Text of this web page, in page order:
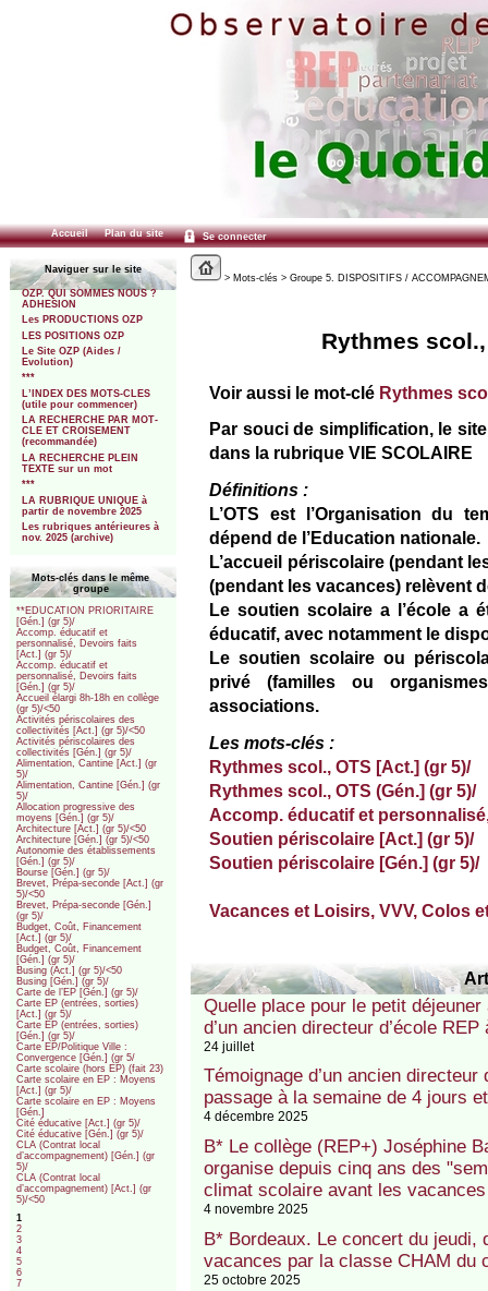
Accueil Plan du site Se connecter
Naviguer sur le site
OZP. QUI SOMMES NOUS ?
ADHESION
Les PRODUCTIONS OZP
LES POSITIONS OZP
Le Site OZP (Aides /
Evolution)
***
L’INDEX DES MOTS-CLES
(utile pour commencer)
LA RECHERCHE PAR MOT-
CLE ET CROISEMENT
(recommandée)
LA RECHERCHE PLEIN
TEXTE sur un mot
***
LA RUBRIQUE UNIQUE à
partir de novembre 2025
Les rubriques antérieures à
nov. 2025 (archive)
Mots-clés dans le même
groupe
**EDUCATION PRIORITAIRE
[Gén.] (gr 5)/
Accomp. éducatif et
personnalisé, Devoirs faits
[Act.] (gr 5)/
Accomp. éducatif et
personnalisé, Devoirs faits
[Gén.] (gr 5)/
Accueil élargi 8h-18h en collège
(gr 5)/<50
Activités périscolaires des
collectivités [Act.] (gr 5)/<50
Activités périscolaires des
collectivités [Gén.] (gr 5)/
Alimentation, Cantine [Act.] (gr
5)/
Alimentation, Cantine [Gén.] (gr
5)/
Allocation progressive des
moyens [Gén.] (gr 5)/
Architecture [Act.] (gr 5)/<50
Architecture [Gén.] (gr 5)/<50
Autonomie des établissements
[Gén.] (gr 5)/
Bourse [Gén.] (gr 5)/
Brevet, Prépa-seconde [Act.] (gr
5)/<50
Brevet, Prépa-seconde [Gén.]
(gr 5)/
Budget, Coût, Financement
[Act.] (gr 5)/
Budget, Coût, Financement
[Gén.] (gr 5)/
Busing (Act.] (gr 5)/<50
Busing [Gén.] (gr 5)/
Carte de l’EP [Gén.] (gr 5)/
Carte EP (entrées, sorties)
[Act.] (gr 5)/
Carte EP (entrées, sorties)
[Gén.] (gr 5)/
Carte EP/Politique Ville :
Convergence [Gén.] (gr 5/
Carte scolaire (hors EP) (fait 23)
Carte scolaire en EP : Moyens
[Act.] (gr 5)/
Carte scolaire en EP : Moyens
[Gén.]
Cité éducative [Act.] (gr 5)/
Cité éducative [Gén.] (gr 5)/
CLA (Contrat local
d’accompagnement) [Gén.] (gr
5)/
CLA (Contrat local
d’accompagnement) [Act.] (gr
5)/<50
1
2
3
4
5
6
7
> Mots-clés > Groupe 5. DISPOSITIFS /
Rythmes
Voir aussi le mot-clé Rythmes
Par souci de simplification, le
dans la rubrique VIE SCOLAIRE
Définitions :
L’OTS est l’Organisation du
dépend de l’Education nationale.
L’accueil périscolaire (pendant
(pendant les vacances) relèvent
Le soutien scolaire a l’école a
éducatif, avec notamment le
Le soutien scolaire ou
privé (familles ou
associations.
Les mots-clés :
Rythmes scol., OTS [Act.] (gr 5)/
Rythmes scol., OTS (Gén.] (gr 5)/
Accomp. éducatif et
Soutien périscolaire [Act.] (gr 5)/
Soutien périscolaire [Gén.] (gr 5)/
Vacances et Loisirs, VVV, Colos
Quelle place pour le petit
d’un ancien directeur d’école
24 juillet
Témoignage d’un ancien
passage à la semaine de 4 jours
4 décembre 2025
B* Le collège (REP+) Joséphine
organise depuis cinq ans des
climat scolaire avant les vacances
4 novembre 2025
B* Bordeaux. Le concert du jeudi,
vacances par la classe CHAM du
25 octobre 2025